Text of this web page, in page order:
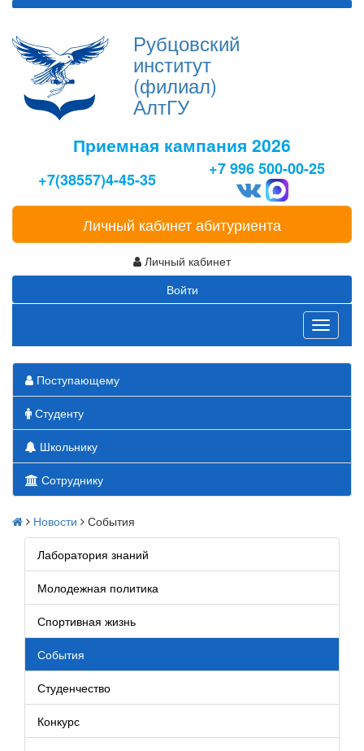
Рубцовский
институт
(филиал)
АлтГУ
Приемная кампания 2026
+7(38557)4-45-35
+7 996 500-00-25
Личный кабинет абитуриента
Личный кабинет
Войти
Toggle
Поступающему
Студенту
Школьнику
Сотруднику
Новости События
Лаборатория знаний
Молодежная политика
Спортивная жизнь
События
Студенчество
Конкурс